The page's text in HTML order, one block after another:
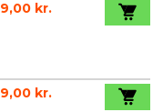
kr.
kr.